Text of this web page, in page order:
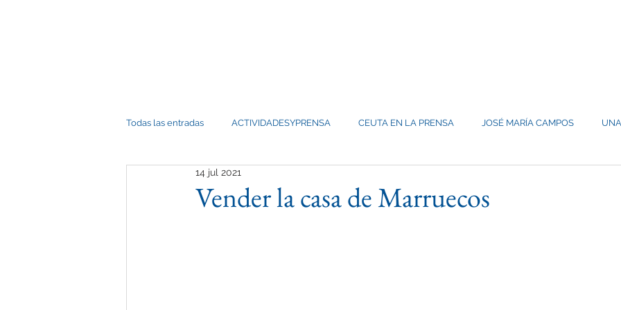
Todas las entradas ACTIVIDADESYPRENSA CEUTA EN LA PRENSA JOSÉ MARÍA CAMPOS
Vender la casa de Marruecos
14 jul 2021